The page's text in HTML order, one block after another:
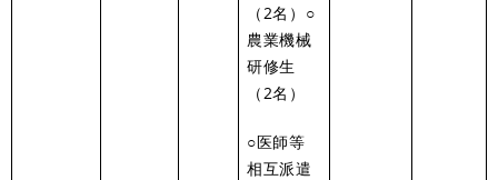
（2名）○
農業機械
研修生
（2名）
○医師等
相互派遣